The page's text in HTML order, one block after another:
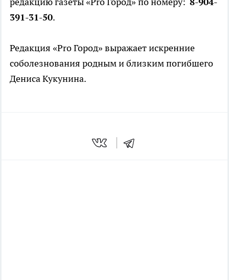
391-31-50.
Редакция «Pro Город» выражает искренние
соболезнования родным и близким погибшего
Дениса Кукунина.